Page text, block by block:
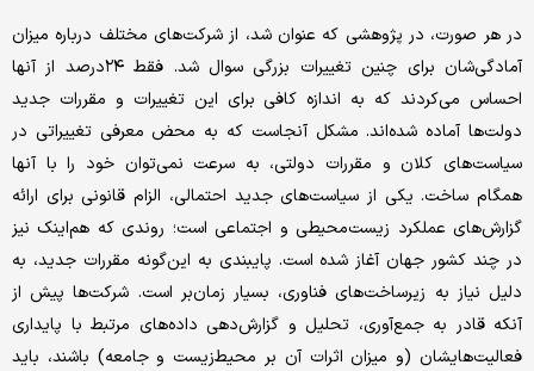
در هر صورت، در پژوهشی که عنوان شد، از شرکت‌های مختلف درباره میزان
آمادگی‌‌‌شان برای چنین تغییرات بزرگی سوال شد. فقط ۲۴‌درصد از آنها
احساس می‌‌‌کردند که به اندازه کافی برای این تغییرات و مقررات جدید
دولت‌‌‌ها آماده شده‌‌‌اند. مشکل آنجاست که به محض معرفی تغییراتی در
سیاست‌‌‌های کلان و مقررات دولتی، به سرعت نمی‌توان خود را با آنها
همگام ساخت. یکی از سیاست‌‌‌های جدید احتمالی، الزام قانونی برای ارائه
گزارش‌‌‌های عملکرد زیست‌‌‌محیطی و اجتماعی است؛ روندی که هم‌‌‌اینک نیز
در چند کشور جهان آغاز شده است. پایبندی به این‌گونه مقررات جدید، به
دلیل نیاز به زیرساخت‌‌‌های فناوری، بسیار زمان‌بر است. شرکت‌ها پیش از
آنکه قادر به جمع‌‌‌آوری، تحلیل و گزارش‌‌‌دهی داده‌‌‌های مرتبط با پایداری
فعالیت‌‌‌هایشان (و میزان اثرات آن بر محیط‌‌‌زیست و جامعه) باشند، باید